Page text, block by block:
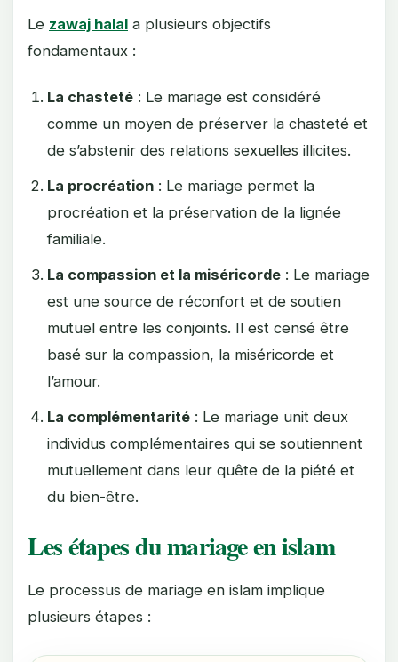
Le zawaj halal a plusieurs objectifs
fondamentaux :
La chasteté : Le mariage est considéré
comme un moyen de préserver la chasteté et
de s’abstenir des relations sexuelles illicites.
La procréation : Le mariage permet la
procréation et la préservation de la lignée
familiale.
La compassion et la miséricorde : Le mariage
est une source de réconfort et de soutien
mutuel entre les conjoints. Il est censé être
basé sur la compassion, la miséricorde et
l’amour.
La complémentarité : Le mariage unit deux
individus complémentaires qui se soutiennent
mutuellement dans leur quête de la piété et
du bien-être.
Les étapes du mariage en islam
Le processus de mariage en islam implique
plusieurs étapes :